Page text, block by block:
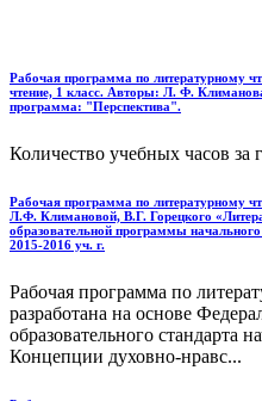
Рабочая программа по литературному
чтение, 1 класс. Авторы: Л. Ф.
программа: "Перспектива".
Количество учебных часов
Рабочая программа по литературному
Л.Ф. Климановой, В.Г. Горецкого
образовательной программы
2015-2016 уч. г.
Рабочая программа по
разработана на основе
образовательного стандарта
Концепции духовно-нравс...